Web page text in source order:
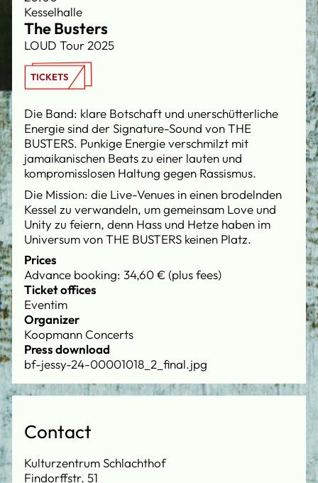
Kesselhalle
The Busters
LOUD Tour 2025
TICKETS
Die Band: klare Botschaft und unerschütterliche
Energie sind der Signature-Sound von THE
BUSTERS. Punkige Energie verschmilzt mit
jamaikanischen Beats zu einer lauten und
kompromisslosen Haltung gegen Rassismus.
Die Mission: die Live-Venues in einen brodelnden
Kessel zu verwandeln, um gemeinsam Love und
Unity zu feiern, denn Hass und Hetze haben im
Universum von THE BUSTERS keinen Platz.
Prices
Advance booking: 34,60 € (plus fees)
Ticket offices
Eventim
Organizer
Koopmann Concerts
Press download
bf-jessy-24-00001018_2_final.jpg
Contact
Kulturzentrum Schlachthof
Findorffstr. 51